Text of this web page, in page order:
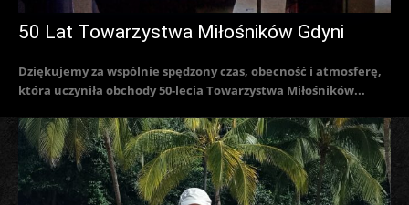
50 Lat Towarzystwa Miłośników Gdyni
Dziękujemy za wspólnie spędzony czas, obecność i atmosferę,
która uczyniła obchody 50-lecia Towarzystwa Miłośników...